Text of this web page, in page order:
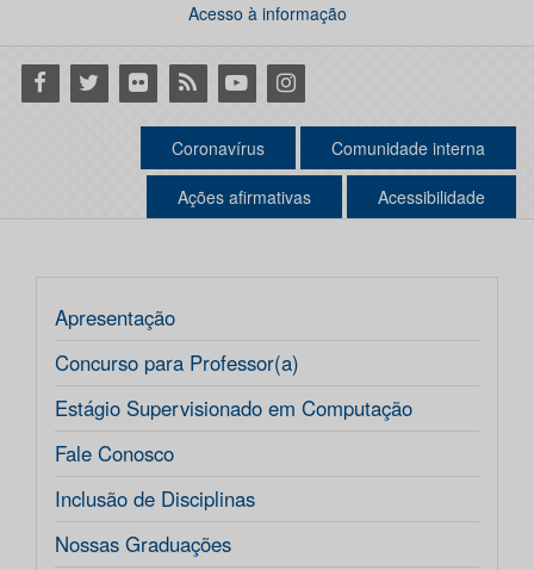
Acesso à informação
Facebook
Twitter Flickr RSS YoutubeInstagram
Coronavírus Comunidade interna
Ações afirmativas Acessibilidade
Apresentação
Concurso para Professor(a)
Estágio Supervisionado em Computação
Fale Conosco
Inclusão de Disciplinas
Nossas Graduações